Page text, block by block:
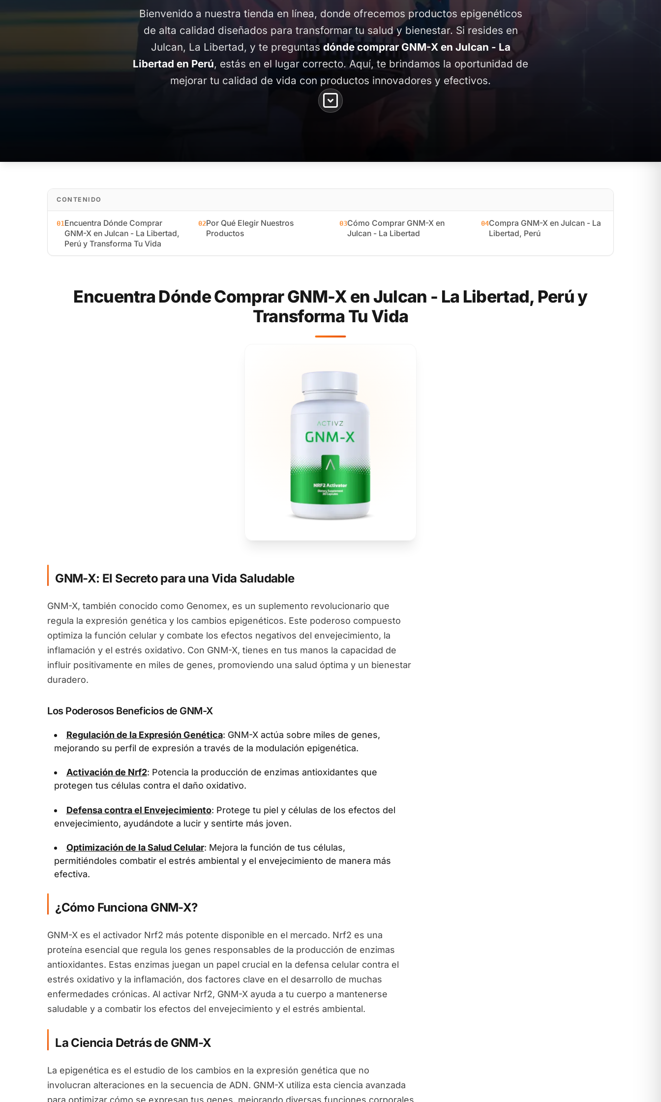
Bienvenido a nuestra tienda en línea, donde ofrecemos productos epigenéticos
de alta calidad diseñados para transformar tu salud y bienestar. Si resides en
Julcan, La Libertad, y te preguntas dónde comprar GNM-X en Julcan - La
Libertad en Perú, estás en el lugar correcto. Aquí, te brindamos la oportunidad de
mejorar tu calidad de vida con productos innovadores y efectivos.
CONTENIDO
01Encuentra Dónde Comprar
GNM-X en Julcan - La Libertad,
Perú y Transforma Tu Vida
02Por Qué Elegir Nuestros
Productos
03Cómo Comprar GNM-X en
Julcan - La Libertad
04Compra GNM-X en Julcan - La
Libertad, Perú
Encuentra Dónde Comprar GNM-X en Julcan - La Libertad, Perú y
Transforma Tu Vida
GNM-X: El Secreto para una Vida Saludable
GNM-X, también conocido como Genomex, es un suplemento revolucionario que
regula la expresión genética y los cambios epigenéticos. Este poderoso compuesto
optimiza la función celular y combate los efectos negativos del envejecimiento, la
inflamación y el estrés oxidativo. Con GNM-X, tienes en tus manos la capacidad de
influir positivamente en miles de genes, promoviendo una salud óptima y un bienestar
duradero.
Los Poderosos Beneficios de GNM-X
Regulación de la Expresión Genética: GNM-X actúa sobre miles de genes,
mejorando su perfil de expresión a través de la modulación epigenética.
Activación de Nrf2: Potencia la producción de enzimas antioxidantes que
protegen tus células contra el daño oxidativo.
Defensa contra el Envejecimiento: Protege tu piel y células de los efectos del
envejecimiento, ayudándote a lucir y sentirte más joven.
Optimización de la Salud Celular: Mejora la función de tus células,
permitiéndoles combatir el estrés ambiental y el envejecimiento de manera más
efectiva.
¿Cómo Funciona GNM-X?
GNM-X es el activador Nrf2 más potente disponible en el mercado. Nrf2 es una
proteína esencial que regula los genes responsables de la producción de enzimas
antioxidantes. Estas enzimas juegan un papel crucial en la defensa celular contra el
estrés oxidativo y la inflamación, dos factores clave en el desarrollo de muchas
enfermedades crónicas. Al activar Nrf2, GNM-X ayuda a tu cuerpo a mantenerse
saludable y a combatir los efectos del envejecimiento y el estrés ambiental.
La Ciencia Detrás de GNM-X
La epigenética es el estudio de los cambios en la expresión genética que no
involucran alteraciones en la secuencia de ADN. GNM-X utiliza esta ciencia avanzada
para optimizar cómo se expresan tus genes, mejorando diversas funciones corporales